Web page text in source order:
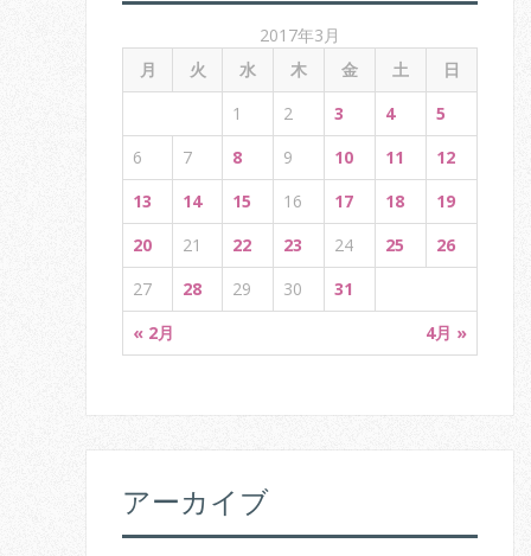
2017年3月
月
火 水 木 金 土 日
« 2月 4月 »
1 2 3 4
5
6
7 8 9 10 11
12
13
14 15 16 17 18
19
20
21 22 23 24 25
26
27
28 29 30 31
アーカイブ